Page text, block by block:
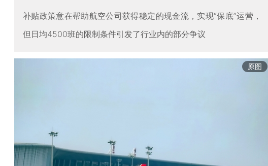
补贴政策意在帮助航空公司获得稳定的现金流，实现“保底”运营，
但日均4500班的限制条件引发了行业内的部分争议
原图